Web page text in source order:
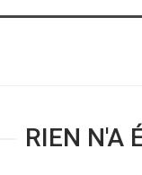
RIEN N'A